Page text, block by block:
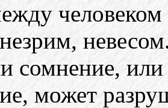
сомнение,
может